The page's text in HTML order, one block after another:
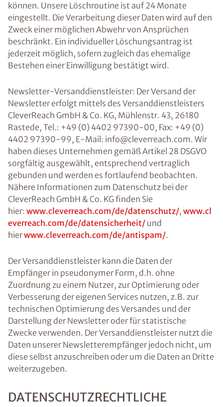
können. Unsere Löschroutine ist auf 24 Monate
eingestellt. Die Verarbeitung dieser Daten wird auf den
Zweck einer möglichen Abwehr von Ansprüchen
beschränkt. Ein individueller Löschungsantrag ist
jederzeit möglich, sofern zugleich das ehemalige
Bestehen einer Einwilligung bestätigt wird.
Newsletter-Versanddienstleister: Der Versand der
Newsletter erfolgt mittels des Versanddienstleisters
CleverReach GmbH & Co. KG, Mühlenstr. 43, 26180
Rastede, Tel.: +49 (0) 4402 97390-00, Fax: +49 (0)
4402 97390-99, E-Mail: info@cleverreach.com. Wir
haben dieses Unternehmen gemäß Artikel 28 DSGVO
sorgfältig ausgewählt, entsprechend vertraglich
gebunden und werden es fortlaufend beobachten.
Nähere Informationen zum Datenschutz bei der
CleverReach GmbH & Co. KG finden Sie
hier: www.cleverreach.com/de/datenschutz/, www.cl
everreach.com/de/datensicherheit/ und
hierwww.cleverreach.com/de/antispam/.
Der Versanddienstleister kann die Daten der
Empfänger in pseudonymer Form, d.h. ohne
Zuordnung zu einem Nutzer, zur Optimierung oder
Verbesserung der eigenen Services nutzen, z.B. zur
technischen Optimierung des Versandes und der
Darstellung der Newsletter oder für statistische
Zwecke verwenden. Der Versanddienstleister nutzt die
Daten unserer Newsletterempfänger jedoch nicht, um
diese selbst anzuschreiben oder um die Daten an Dritte
weiterzugeben.
DATENSCHUTZRECHTLICHE